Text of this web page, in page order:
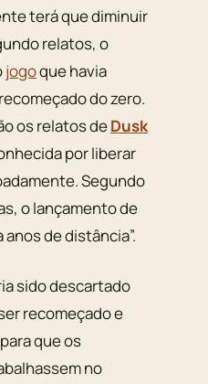
terá que diminuir
relatos, o
jogoque havia
do zero.
os relatos deDusk
por liberar
Segundo
o lançamento de
anos de distância”.
sido descartado
recomeçado e
que os
no